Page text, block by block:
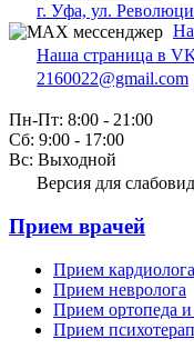
г. Уфа, ул.
Наша страница в
2160022@gmail.com
Пн-Пт: 8:00 - 21:00
Сб: 9:00 - 17:00
Вс: Выходной
Версия для
Прием врачей
Прием кардиолога
Прием невролога
Прием ортопеда и
Прием